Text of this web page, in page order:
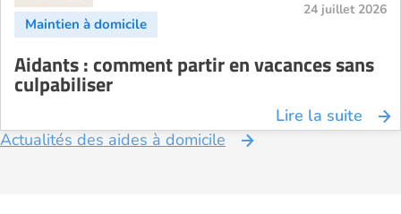
24 juillet 2026
Aidants : comment partir en vacances sans
culpabiliser
Lire la suite
Actualités des aides à domicile